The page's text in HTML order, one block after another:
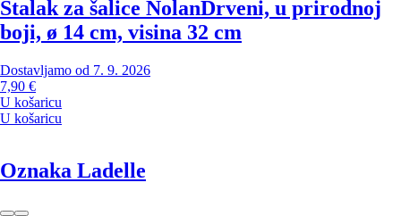
Stalak za šalice NolanDrveni, u prirodnoj
boji, ø 14 cm, visina 32 cm
Dostavljamo od 7. 9. 2026
7,90 €
U košaricu
U košaricu
Oznaka Ladelle